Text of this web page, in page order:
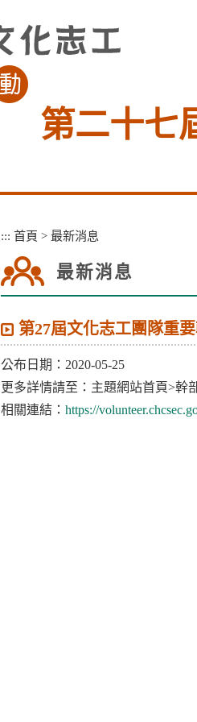
第二十七
::: 首頁 > 最新消息
最新消息
第27屆文化志工團隊重
公布日期：2020-05-25
更多詳情請至：主題網站首頁>幹
相關連結： https://